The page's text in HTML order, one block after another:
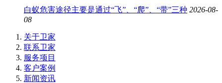
白蚁危害途径主要是通过“飞”、“爬”、“带”三种 2026-08-
08
关于卫家
联系卫家
服务项目
客户案例
新闻资讯